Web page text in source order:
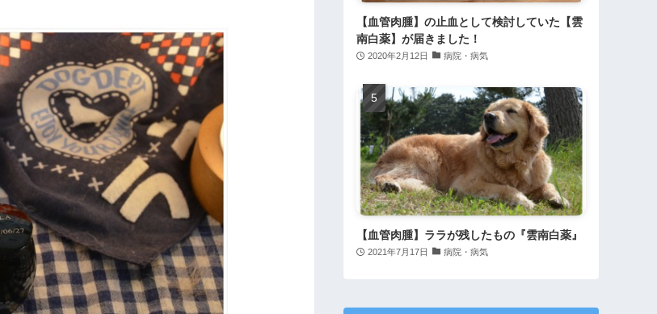
【血管肉腫】の止血として検討していた【雲
南白薬】が届きました！
2020年2月12日 病院・病気
【血管肉腫】ララが残したもの『雲南白薬』
2021年7月17日 病院・病気